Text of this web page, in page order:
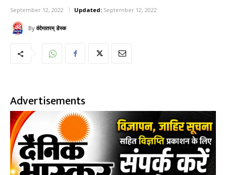
September 12, 2022 Updated: September 12, 2022
By वंदेमातरम् डेस्क
Advertisements